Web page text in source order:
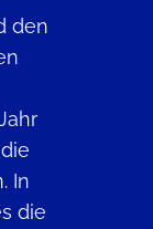
den
In
die